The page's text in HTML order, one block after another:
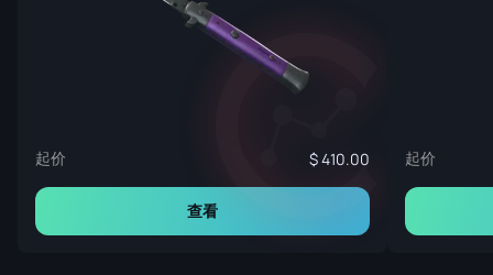
起价 410.00
查看
起价